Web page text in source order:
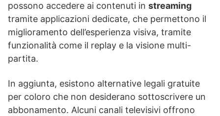
possono accedere ai contenuti in streaming
tramite applicazioni dedicate, che permettono il
miglioramento dell’esperienza visiva, tramite
funzionalità come il replay e la visione multi-
partita.
In aggiunta, esistono alternative legali gratuite
per coloro che non desiderano sottoscrivere un
abbonamento. Alcuni canali televisivi offrono